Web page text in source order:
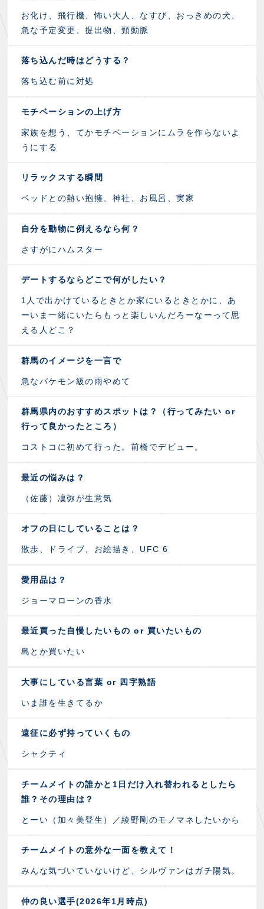
お化け、飛行機、怖い大人、なすび、おっきめの犬、
急な予定変更、提出物、頸動脈
落ち込んだ時はどうする？
落ち込む前に対処
モチベーションの上げ方
家族を想う、てかモチベーションにムラを作らないよ
うにする
リラックスする瞬間
ベッドとの熱い抱擁、神社、お風呂、実家
自分を動物に例えるなら何？
さすがにハムスター
デートするならどこで何がしたい？
1人で出かけているときとか家にいるときとかに、あ
ーいま一緒にいたらもっと楽しいんだろーなーって思
える人どこ？
群馬のイメージを一言で
急なバケモン級の雨やめて
群馬県内のおすすめスポットは？（行ってみたい or
行って良かったところ）
コストコに初めて行った。前橋でデビュー。
最近の悩みは？
（佐藤）凜弥が生意気
オフの日にしていることは？
散歩、ドライブ、お絵描き、UFC 6
愛用品は？
ジョーマローンの香水
最近買った自慢したいもの or 買いたいもの
島とか買いたい
大事にしている言葉 or 四字熟語
いま誰を生きてるか
遠征に必ず持っていくもの
シャクティ
チームメイトの誰かと1日だけ入れ替われるとしたら
誰？その理由は？
とーい（加々美登生）／綾野剛のモノマネしたいから
チームメイトの意外な一面を教えて！
みんな気づいていないけど、シルヴァンはガチ陽気。
仲の良い選手(2026年1月時点)